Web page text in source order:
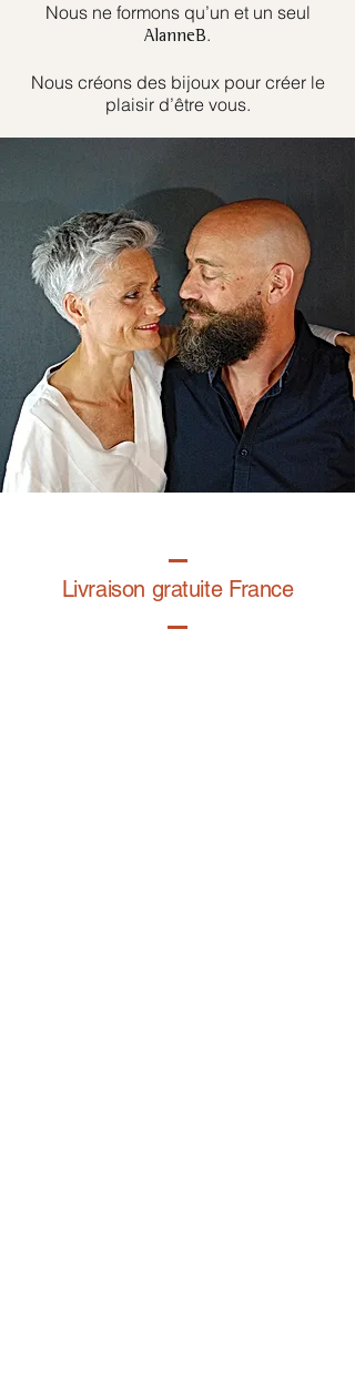
Nous ne formons qu’un et un seul
AlanneB.
Nous créons des bijoux pour créer le
plaisir d’être vous.
Livraison gratuite France